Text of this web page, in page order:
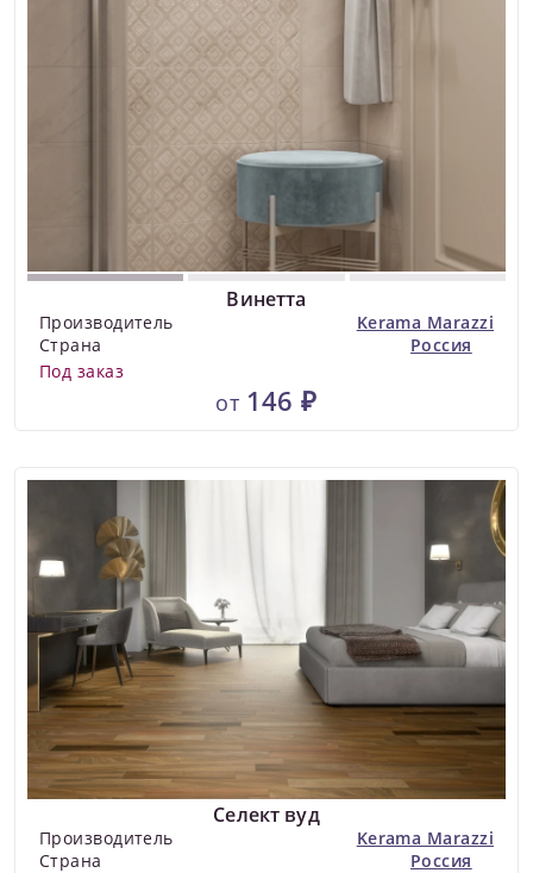
Винетта
Производитель
Kerama Marazzi
Страна
Россия
Под заказ
от 146 ₽
Селект вуд
Производитель
Kerama Marazzi
Страна
Россия